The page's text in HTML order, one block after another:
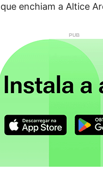
enchiam a Altice